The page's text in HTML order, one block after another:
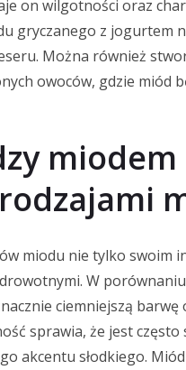
on wilgotności oraz
gryczanego z jogurtem
Można również
owoców, gdzie miód
miodem
miodu nie tylko swoim
W
ciemniejszą barwę
sprawia, że jest
akcentu słodkiego.